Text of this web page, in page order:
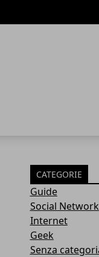
CATEGORIE
Guide
Social Network
Internet
Geek
Senza